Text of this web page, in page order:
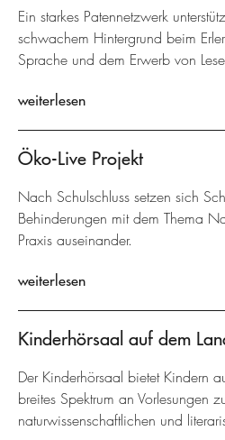
Ein starkes Patennetzwerk
schwachem Hintergrund beim
Sprache und dem Erwerb von
weiterlesen
Öko-Live Projekt
Nach Schulschluss setzen sich
Behinderungen mit dem Thema
Praxis auseinander.
weiterlesen
Kinderhörsaal auf dem
Der Kinderhörsaal bietet Kindern
breites Spektrum an Vorlesungen
naturwissenschaftlichen und